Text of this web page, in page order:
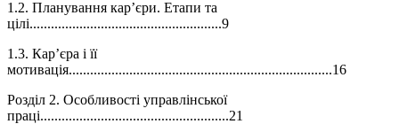
1.2. Планування кар’єри. Етапи та
цілі......................................................9
1.3. Кар’єра і її
мотивація..........................................................................16
Розділ 2. Особливості управлінської
праці.....................................................21